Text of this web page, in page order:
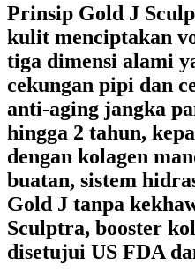
Prinsip Gold J
kulit menciptakan
tiga dimensi alami
cekungan pipi dan
anti-aging jangka
hingga 2 tahun,
dengan kolagen
buatan, sistem
Gold J tanpa
Sculptra, booster
disetujui US FDA